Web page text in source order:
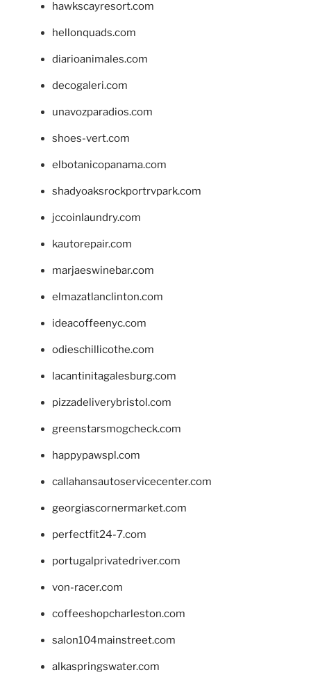
hawkscayresort.com
hellonquads.com
diarioanimales.com
decogaleri.com
unavozparadios.com
shoes-vert.com
elbotanicopanama.com
shadyoaksrockportrvpark.com
jccoinlaundry.com
kautorepair.com
marjaeswinebar.com
elmazatlanclinton.com
ideacoffeenyc.com
odieschillicothe.com
lacantinitagalesburg.com
pizzadeliverybristol.com
greenstarsmogcheck.com
happypawspl.com
callahansautoservicecenter.com
georgiascornermarket.com
perfectfit24-7.com
portugalprivatedriver.com
von-racer.com
coffeeshopcharleston.com
salon104mainstreet.com
alkaspringswater.com